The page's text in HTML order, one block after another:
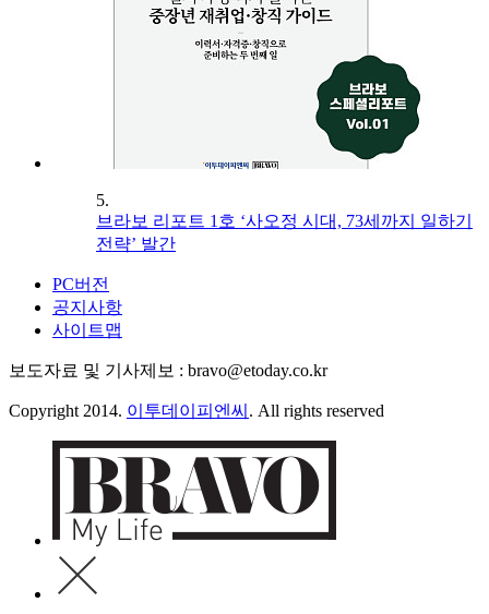
5.
브라보 리포트 1호 ‘사오정 시대, 73세까지 일하기
전략’ 발간
PC버전
공지사항
사이트맵
보도자료 및 기사제보 : bravo@etoday.co.kr
Copyright 2014. 이투데이피엔씨 . All rights reserved